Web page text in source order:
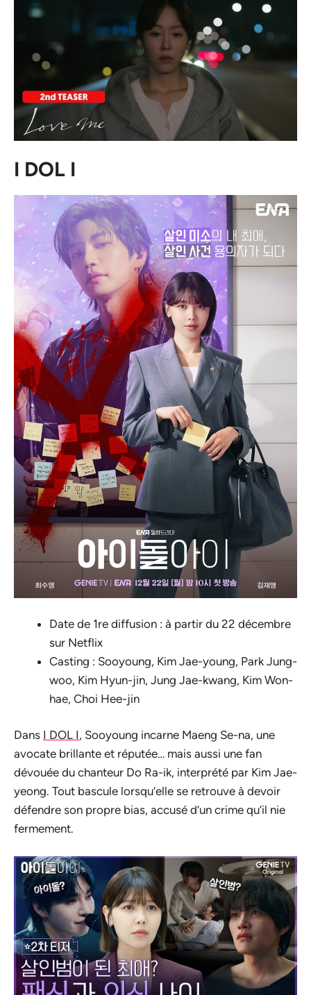
I DOL I
Date de 1re diffusion : à partir du 22 décembre
sur Netflix
Casting : Sooyoung, Kim Jae-young, Park Jung-
woo, Kim Hyun-jin, Jung Jae-kwang, Kim Won-
hae, Choi Hee-jin
Dans I DOL I, Sooyoung incarne Maeng Se-na, une
avocate brillante et réputée… mais aussi une fan
dévouée du chanteur Do Ra-ik, interprété par Kim Jae-
yeong. Tout bascule lorsqu’elle se retrouve à devoir
défendre son propre bias, accusé d’un crime qu’il nie
fermement.